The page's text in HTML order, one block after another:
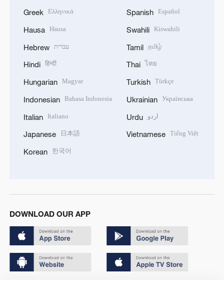
Greek Ελληνικά
Hausa Hausa
Hebrew עברית
Hindi हिन्दी
Hungarian Magyar
Indonesian Bahasa Indonesia
Italian Italiano
Japanese 日本語
Korean 한국어
Spanish Español
Swahili Kiswahili
Tamil தமிழ்
Thai ไทย
Turkish Türkçe
Ukrainian Українська
Urdu اردو
Vietnamese Tiếng Việt
DOWNLOAD OUR APP